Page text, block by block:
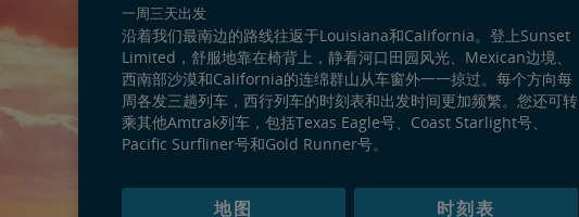
一周三天出发
沿着我们最南边的路线往返于Louisiana和California。登上Sunset
Limited，舒服地靠在椅背上，静看河口田园风光、Mexican边境、
西南部沙漠和California的连绵群山从车窗外一一掠过。每个方向每
周各发三趟列车，西行列车的时刻表和出发时间更加频繁。您还可转
乘其他Amtrak列车，包括Texas Eagle号、Coast Starlight号、
Pacific Surfliner号和Gold Runner号。
地图 时刻表